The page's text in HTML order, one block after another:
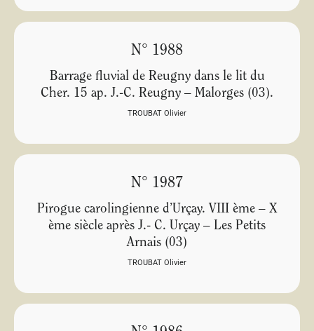
N° 1988
Barrage fluvial de Reugny dans le lit du
Cher. 15 ap. J.-C. Reugny – Malorges (03).
TROUBAT Olivier
N° 1987
Pirogue carolingienne d’Urçay. VIII ème – X
ème siècle après J.- C. Urçay – Les Petits
Arnais (03)
TROUBAT Olivier